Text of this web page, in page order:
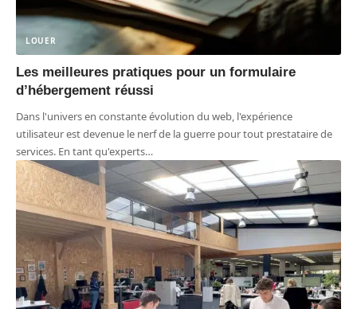
LOUER
Les meilleures pratiques pour un formulaire
d’hébergement réussi
Dans l'univers en constante évolution du web, l'expérience
utilisateur est devenue le nerf de la guerre pour tout prestataire de
services. En tant qu'experts…